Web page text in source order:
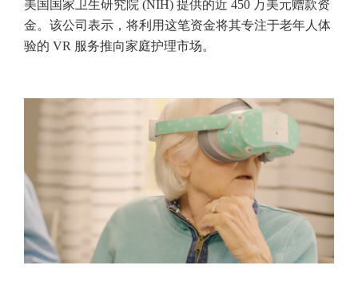
美国国家卫生研究院 (NIH) 提供的近 450 万美元赠款资
金。该公司表示，将利用这笔资金将其专注于老年人体
验的 VR 服务推向家庭护理市场。